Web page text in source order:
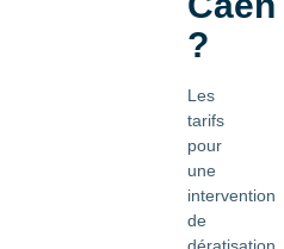
?
Les
tarifs
pour
une
intervention
de
dératisation